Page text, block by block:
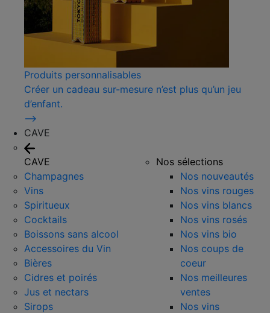
Produits personnalisables
Créer un cadeau sur-mesure n’est plus qu’un jeu
d’enfant.
⟶
CAVE
CAVE
Champagnes
Vins
Spiritueux
Cocktails
Boissons sans alcool
Accessoires du Vin
Bières
Cidres et poirés
Jus et nectars
Sirops
Nos sélections
Nos nouveautés
Nos vins rouges
Nos vins blancs
Nos vins rosés
Nos vins bio
Nos coups de
coeur
Nos meilleures
ventes
Nos vins